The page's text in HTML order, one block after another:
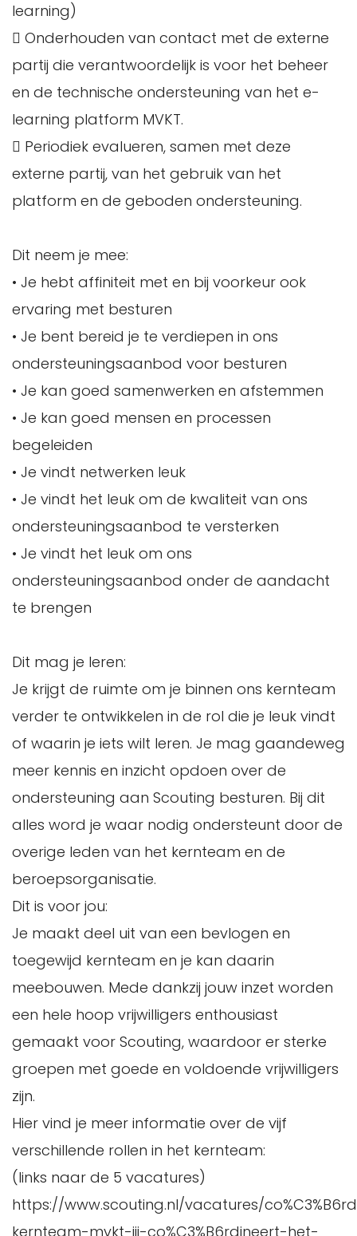
learning)
 Onderhouden van contact met de externe
partij die verantwoordelijk is voor het beheer
en de technische ondersteuning van het e-
learning platform MVKT.
 Periodiek evalueren, samen met deze
externe partij, van het gebruik van het
platform en de geboden ondersteuning.
Dit neem je mee:
• Je hebt affiniteit met en bij voorkeur ook
ervaring met besturen
• Je bent bereid je te verdiepen in ons
ondersteuningsaanbod voor besturen
• Je kan goed samenwerken en afstemmen
• Je kan goed mensen en processen
begeleiden
• Je vindt netwerken leuk
• Je vindt het leuk om de kwaliteit van ons
ondersteuningsaanbod te versterken
• Je vindt het leuk om ons
ondersteuningsaanbod onder de aandacht
te brengen
Dit mag je leren:
Je krijgt de ruimte om je binnen ons kernteam
verder te ontwikkelen in de rol die je leuk vindt
of waarin je iets wilt leren. Je mag gaandeweg
meer kennis en inzicht opdoen over de
ondersteuning aan Scouting besturen. Bij dit
alles word je waar nodig ondersteunt door de
overige leden van het kernteam en de
beroepsorganisatie.
Dit is voor jou:
Je maakt deel uit van een bevlogen en
toegewijd kernteam en je kan daarin
meebouwen. Mede dankzij jouw inzet worden
een hele hoop vrijwilligers enthousiast
gemaakt voor Scouting, waardoor er sterke
groepen met goede en voldoende vrijwilligers
zijn.
Hier vind je meer informatie over de vijf
verschillende rollen in het kernteam:
(links naar de 5 vacatures)
https://www.scouting.nl/vacatures/
kernteam-mvkt-jij-co%C3%B6rdineert-het-